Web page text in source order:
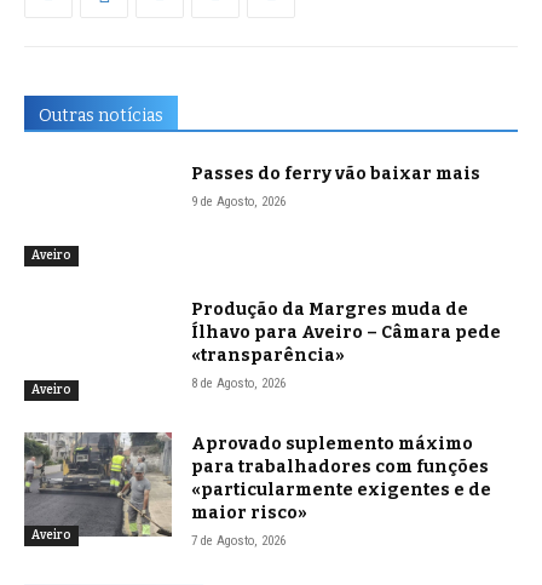
Outras notícias
Aveiro
Passes do ferry vão baixar mais
9 de Agosto, 2026
Aveiro
Produção da Margres muda de
Ílhavo para Aveiro – Câmara pede
«transparência»
8 de Agosto, 2026
Aveiro
Aprovado suplemento máximo
para trabalhadores com funções
«particularmente exigentes e de
maior risco»
7 de Agosto, 2026